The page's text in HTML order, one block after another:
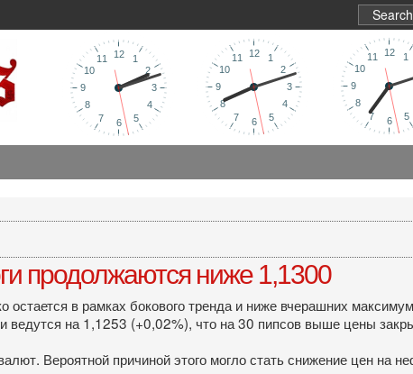
продолжаются ниже 1,1300
остается в рамках бокового тренда и ниже вчерашних
на 1,1253 (+0,02%), что на 30 пипсов выше цены
Вероятной причиной этого могло стать снижение цен на